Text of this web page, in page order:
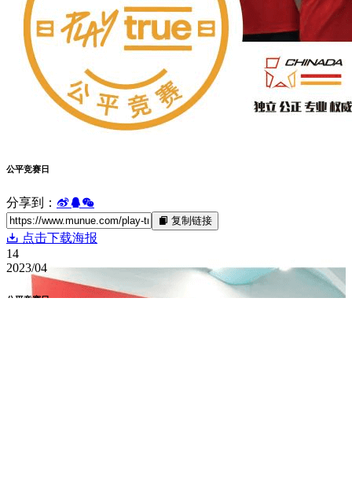
公平竞赛日
分享到：
复制链接
点击下载海报
14
2023/04
公平竞赛日